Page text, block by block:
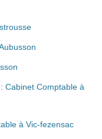
Cabinet Comptable à
à Vic-fezensac